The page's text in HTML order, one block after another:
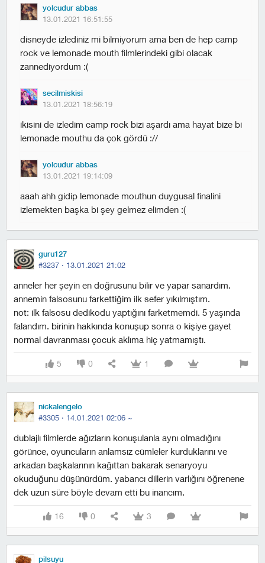
yolcudur abbas
13.01.2021 16:51:55
disneyde izlediniz mi bilmiyorum ama ben de hep camp
rock ve lemonade mouth filmlerindeki gibi olacak
zannediyordum :(
secilmiskisi
13.01.2021 18:56:19
i̇kisini de izledim camp rock bizi aşardı ama hayat bize bi
lemonade mouthu da çok gördü ://
yolcudur abbas
13.01.2021 19:14:09
aaah ahh gidip lemonade mouthun duygusal finalini
izlemekten başka bi şey gelmez elimden :(
guru127
#3237 · 13.01.2021 21:02
anneler her şeyin en doğrusunu bilir ve yapar sanardım.
annemin falsosunu farkettiğim ilk sefer yıkılmıştım.
not: ilk falsosu dedikodu yaptığını farketmemdi. 5 yaşında
falandım. birinin hakkında konuşup sonra o kişiye gayet
normal davranması çocuk aklıma hiç yatmamıştı.
5 0 1
nickalengelo
#3305 · 14.01.2021 02:06 ~
dublajlı filmlerde ağızların konuşulanla aynı olmadığını
görünce, oyuncuların anlamsız cümleler kurduklarını ve
arkadan başkalarının kağıttan bakarak senaryoyu
okuduğunu düşünürdüm. yabancı dillerin varlığını öğrenene
dek uzun süre böyle devam etti bu inancım.
16 0 3
pilsuyu